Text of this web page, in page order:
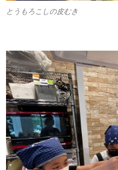
とうもろこしの皮むき